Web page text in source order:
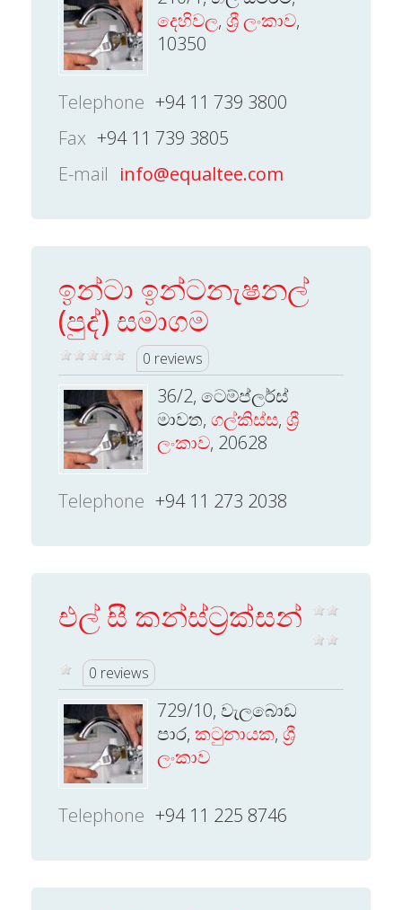
දෙහිවල, ශ්‍රී ලංකාව,
10350
Telephone +94 11 739 3800
Fax +94 11 739 3805
E-mail info@equaltee.com
ඉන්ටා ඉන්ටනැෂනල්
(පුද්) සමාගම
0 reviews
36/2, ටෙම්ප්ලර්ස්
මාවත, ගල්කිස්ස, ශ්‍රී
ලංකාව, 20628
Telephone +94 11 273 2038
එල් සී කන්ස්ට‍්‍රක්සන්
0 reviews
729/10, වැලබොඩ
පාර, කටුනායක, ශ්‍රී
ලංකාව
Telephone +94 11 225 8746